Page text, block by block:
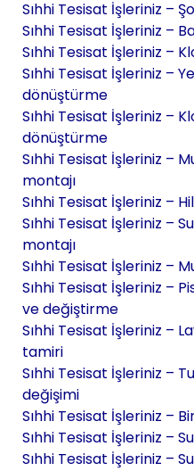
Sıhhi Tesisat İşleriniz –
Sıhhi Tesisat İşleriniz –
Sıhhi Tesisat İşleriniz –
Sıhhi Tesisat İşleriniz –
dönüştürme
Sıhhi Tesisat İşleriniz –
dönüştürme
Sıhhi Tesisat İşleriniz –
montajı
Sıhhi Tesisat İşleriniz –
Sıhhi Tesisat İşleriniz –
montajı
Sıhhi Tesisat İşleriniz –
Sıhhi Tesisat İşleriniz –
ve değiştirme
Sıhhi Tesisat İşleriniz –
tamiri
Sıhhi Tesisat İşleriniz –
değişimi
Sıhhi Tesisat İşleriniz –
Sıhhi Tesisat İşleriniz –
Sıhhi Tesisat İşleriniz –